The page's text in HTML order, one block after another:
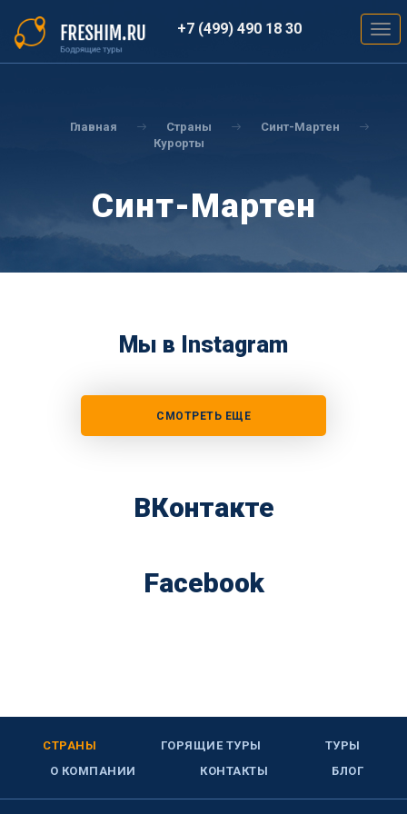
основному
содержанию
+7 (499) 490 18 30
Главная Страны
Синт-Мартен
Курорты
Синт-Мартен
Мы в Instagram
СМОТРЕТЬ ЕЩЕ
ВКонтакте
Facebook
СТРАНЫ ГОРЯЩИЕ ТУРЫ
ТУРЫ
О КОМПАНИИ
КОНТАКТЫ БЛОГ